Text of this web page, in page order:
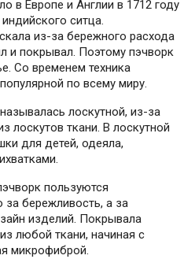
в Европе и Англии в 1712 году
ситца.
из-за бережного расхода
и покрывал. Поэтому пэчворк
Со временем техника
по всему миру.
лоскутной, из-за
лоскутов ткани. В лоскутной
для детей, одеяла,
пользуются
за бережливость, а за
изделий. Покрывала
любой ткани, начиная с
микрофиброй.